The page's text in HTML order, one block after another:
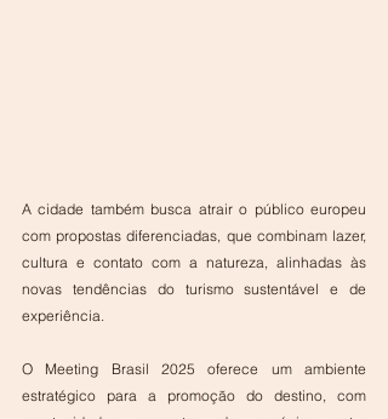
A cidade também busca atrair o público europeu
com propostas diferenciadas, que combinam lazer,
cultura e contato com a natureza, alinhadas às
novas tendências do turismo sustentável e de
experiência.
O Meeting Brasil 2025 oferece um ambiente
estratégico para a promoção do destino, com